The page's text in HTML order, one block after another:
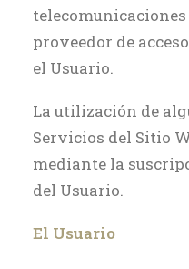
proveedor de
el Usuario.
La utilización de
Servicios del Sitio
mediante la
del Usuario.
El Usuario